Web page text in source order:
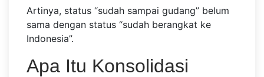
Artinya, status “sudah sampai gudang” belum
sama dengan status “sudah berangkat ke
Indonesia”.
Apa Itu Konsolidasi